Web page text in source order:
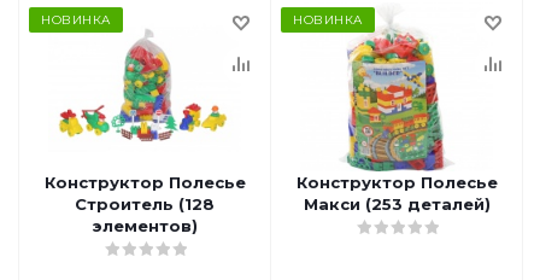
НОВИНКА
Конструктор Полесье
Строитель (128
элементов)
НОВИНКА
Конструктор Полесье
Макси (253 деталей)